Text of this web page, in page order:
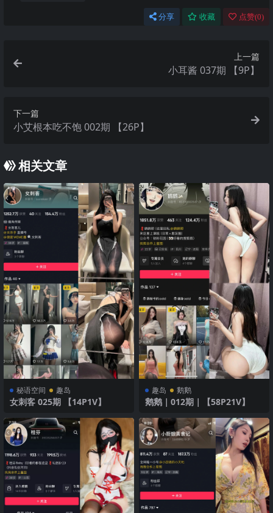
分享 收藏 点赞(0)
上一篇
小耳酱 037期 【9P】
下一篇
小艾根本吃不饱 002期 【26P】
相关文章
秘语空间 趣岛
女刺客 025期 【14P1V】
趣岛 鹅鹅
鹅鹅｜012期｜【58P21V】